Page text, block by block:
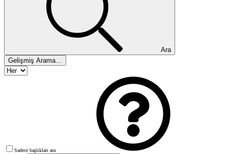
Ara
Gelişmiş Arama…
Sadece başlıkları ara